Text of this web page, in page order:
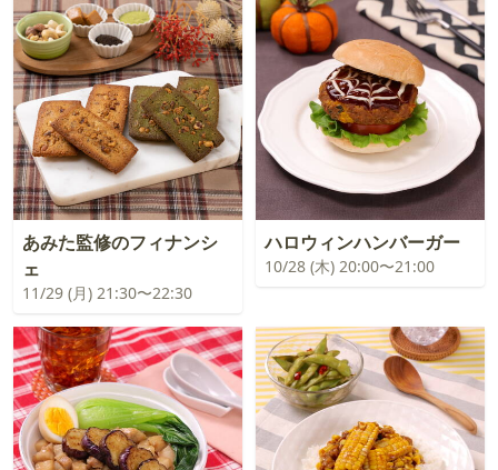
あみた監修のフィナンシ
ェ
11/29 (月) 21:30〜22:30
ハロウィンハンバーガー
10/28 (木) 20:00〜21:00